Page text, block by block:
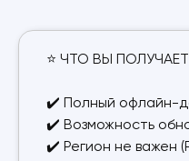
⭐️ ЧТО ВЫ
✔️ Полный офлайн-
✔️ Возможность
✔️ Регион не важен